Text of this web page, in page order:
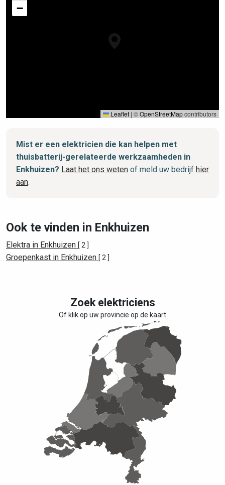
−
Leaflet | ©OpenStreetMapcontributors
Mist er een elektricien die kan helpen met
thuisbatterij-gerelateerde werkzaamheden in
Enkhuizen? Laat het ons weten of meld uw bedrijf hier
aan.
Ook te vinden in Enkhuizen
Elektra in Enkhuizen [ 2 ]
Groepenkast in Enkhuizen [ 2 ]
Zoek elektriciens
Of klik op uw provincie op de kaart